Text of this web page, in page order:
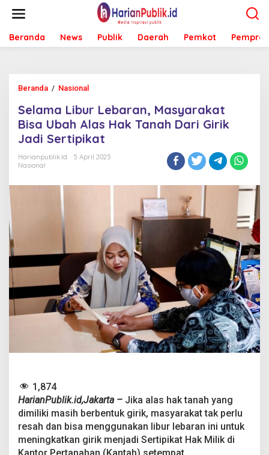
t
Beranda News Publik Daerah Pemkot Pemprov
Beranda / Nasional
l
a
m
a
L
u
r
a
n
,
M
a
s
a
B
i
s
a
U
Selama Libur Lebaran, Masyarakat
Bisa Ubah Alas Hak Tanah Dari Girik
Jadi Sertipikat
Harianpublik.id
5 April 2025
Nasional
1,874
HarianPublik.id,Jakarta – Jika alas hak tanah yang
dimiliki masih berbentuk girik, masyarakat tak perlu
resah dan bisa menggunakan libur lebaran ini untuk
meningkatkan girik menjadi Sertipikat Hak Milik di
Kantor Pertanahan (Kantah) setempat.